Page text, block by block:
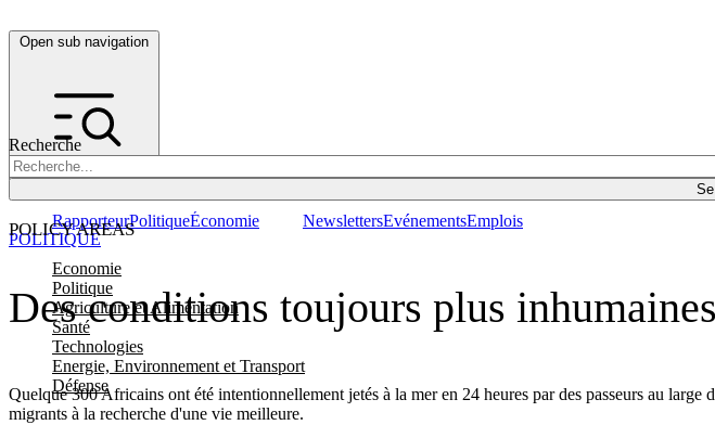
Open sub navigation
Recherche
POLICY AREAS
Economie
Politique
Agriculture et Alimentation
Santé
Technologies
Energie, Environnement et Transport
Défense
RapporteurPolitiqueÉconomie NewslettersEvénementsEmplois
Des conditions toujours plus
Quelque 300 Africains ont été intentionnellement jetés à la mer en 24 heures par des passeurs au
migrants à la recherche d'une vie meilleure.
POLITIQUE